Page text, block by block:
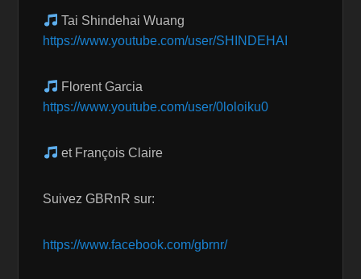
Tai Shindehai Wuang
https://www.youtube.com/user/SHINDEHAI
Florent Garcia
https://www.youtube.com/user/0loloiku0
et François Claire
Suivez GBRnR sur:
https://www.facebook.com/gbrnr/